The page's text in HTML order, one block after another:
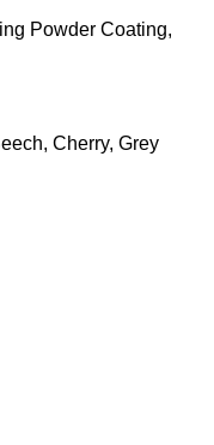
Powder Coating,
Cherry, Grey